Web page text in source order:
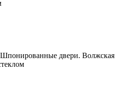
двери. Волжская